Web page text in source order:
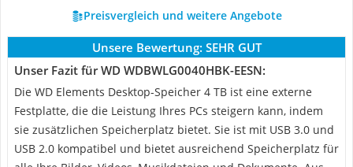
Preisvergleich und weitere Angebote
Unsere Bewertung: SEHR GUT
Unser Fazit für WD WDBWLG0040HBK-EESN:
Die WD Elements Desktop-Speicher 4 TB ist eine externe
Festplatte, die die Leistung Ihres PCs steigern kann, indem
sie zusätzlichen Speicherplatz bietet. Sie ist mit USB 3.0 und
USB 2.0 kompatibel und bietet ausreichend Speicherplatz für